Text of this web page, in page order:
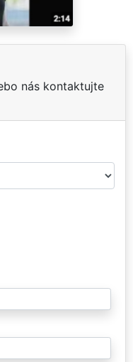
nás kontaktujte